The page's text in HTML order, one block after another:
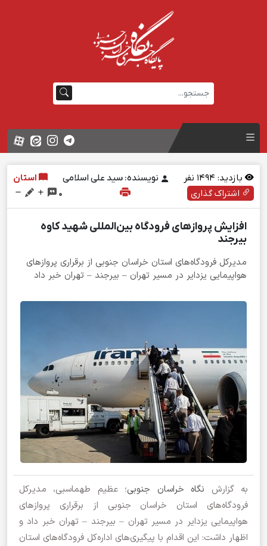
بازدید: نفر نویسنده: سید علی اسلامی
استان
اشتراک گذاری
0
افزایش پروازهای فرودگاه بین‌المللی شهید کاوه
بیرجند
مدیرکل فرودگاه‌های استان خراسان جنوبی از برقراری پروازهای
هواپیمایی یزدایر در مسیر تهران – بیرجند – تهران خبر داد
به گزارش نگاه خراسان جنوبی؛ عظیم طهماسبی، مدیرکل
فرودگاه‌های استان خراسان جنوبی از برقراری پروازهای
هواپیمایی یزدایر در مسیر تهران – بیرجند – تهران خبر داد و
اظهار داشت: این اقدام با پیگیری‌های اداره‌کل فرودگاه‌های استان